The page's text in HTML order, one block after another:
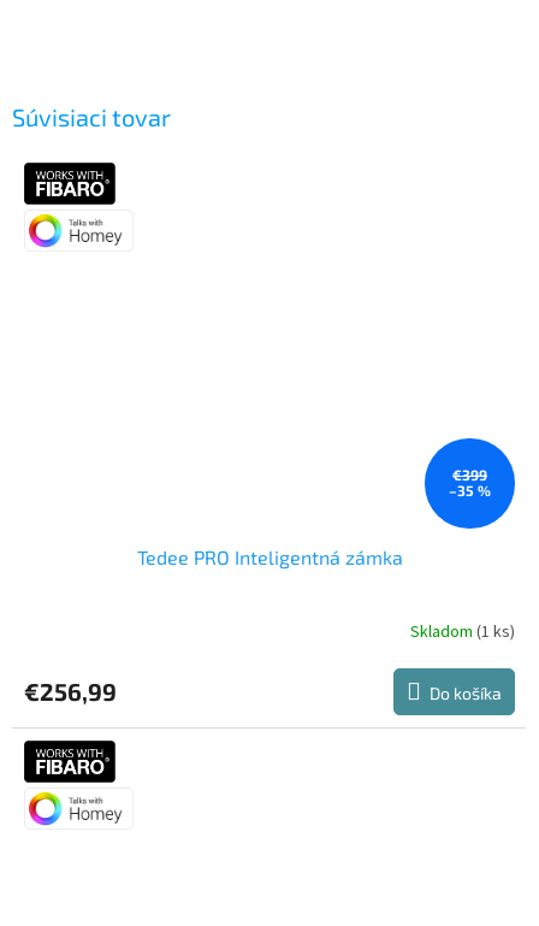
Súvisiaci tovar
€399
–35 %
Tedee PRO Inteligentná zámka
produktu
je
5,0
z
hviezdičiek.
Skladom(1 ks)
€256,99 Do košíka